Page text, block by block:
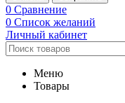
0 Сравнение
0 Список желаний
Личный кабинет
Меню
Товары